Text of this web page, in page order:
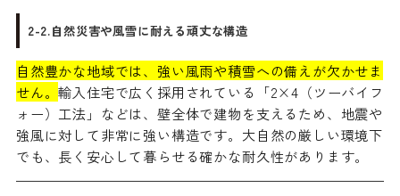
2-2.自然災害や風雪に耐える頑丈な構造
自然豊かな地域では、強い風雨や積雪への備えが欠かせま
せん。輸入住宅で広く採用されている「2×4（ツーバイフ
ォー）工法」などは、壁全体で建物を支えるため、地震や
強風に対して非常に強い構造です。大自然の厳しい環境下
でも、長く安心して暮らせる確かな耐久性があります。